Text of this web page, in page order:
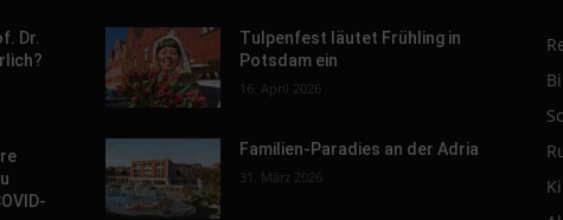
Dr.
Tulpenfest läutet Frühling in
Potsdam ein
16. April 2026
Familien-Paradies an der Adria
31. März 2026